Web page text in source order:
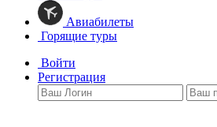
Авиабилеты
Горящие туры
Войти
Регистрация